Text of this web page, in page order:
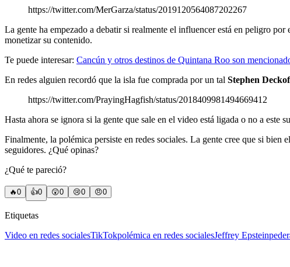
https://twitter.com/MerGarza/status/2019120564087202267
La gente ha empezado a debatir si realmente el influencer está en peligro
monetizar su contenido.
Te puede interesar: Cancún y otros destinos de Quintana Roo son
En redes alguien recordó que la isla fue comprada por un tal Stephen
https://twitter.com/PrayingHagfish/status/2018409981494669412
Hasta ahora se ignora si la gente que sale en el video está ligada o no a este
Finalmente, la polémica persiste en redes sociales. La gente cree que si bien
seguidores. ¿Qué opinas?
¿Qué te pareció?
🔥0 👍0 😲0 😢0 😠0
Etiquetas
Video en redes socialesTikTokpolémica en redes socialesJeffrey Epstein